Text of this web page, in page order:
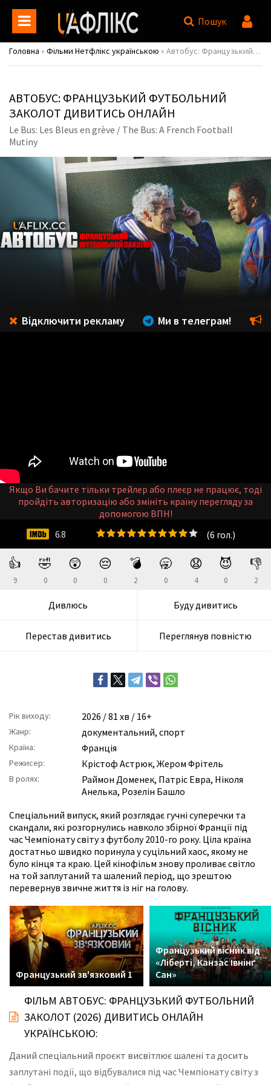
Пошук
Головна » Фільми Нетфлікс українською » Автобус: Французький футбольний заколот / Le Bus: Les Bleus en grève / The Bus: A French Football Mutiny
АВТОБУС: ФРАНЦУЗЬКИЙ ФУТБОЛЬНИЙ
ЗАКОЛОТ ДИВИТИСЬ ОНЛАЙН
Le Bus: Les Bleus en grève / The Bus: A French Football
Mutiny
👍
9
🤣
0
😲
0
😔
0
💣
2
🥱
0
😧
4
😈
0
👎
2
Дивлюсь Буду дивитись
Перестав дивитись Переглянув повністю
Рік виходу: 2026 / 81 хв / 16+
Жанр: документальний, спорт
Країна: Франція
Режисер: Крістоф Астрюк, Жером Фрітель
В ролях: Раймон Доменек, Патріс Евра, Ніколя
Анелька, Розелін Башло
Спеціальний випуск, який розглядає гучні суперечки та
скандали, які розгорнулись навколо збірної Франції під
час Чемпіонату світу з футболу 2010-го року. Ціла країна
достатньо швидко поринула у суцільний хаос, якому не
було кінця та краю. Цей кінофільм знову проливає світло
на той заплутаний та шалений період, що зрештою
перевернув звичне життя із ніг на голову.
(6 гол.)
6.8
Відключити рекламу Ми в телеграм!
Якщо Ви бачите тільки трейлер або плеєр не працює, тоді
пройдіть авторизацію або змініть країну перегляду за
допомогою ВПН!
Французький зв'язковий 1
Французький вісник від
«Ліберті, Канзас Івнінґ
Сан»
ФІЛЬМ АВТОБУС: ФРАНЦУЗЬКИЙ ФУТБОЛЬНИЙ
ЗАКОЛОТ (2026) ДИВИТИСЬ ОНЛАЙН
УКРАЇНСЬКОЮ:
Даний спеціальний проєкт висвітлює шалені та досить
заплутані події, що відбувалися під час Чемпіонату світу з